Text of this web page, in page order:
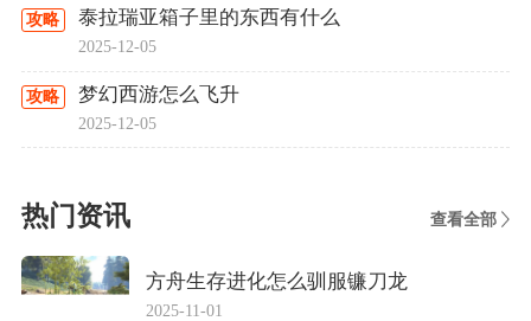
攻略 泰拉瑞亚箱子里的东西有什么
2025-12-05
攻略 梦幻西游怎么飞升
2025-12-05
热门资讯 查看全部
方舟生存进化怎么驯服镰刀龙
2025-11-01